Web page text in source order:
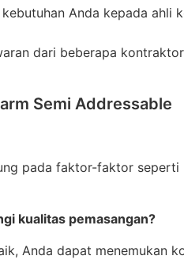
kebutuhan Anda kepada ahli
dari beberapa
Semi Addressable
pada faktor-faktor
kualitas pemasangan?
Anda dapat menemukan